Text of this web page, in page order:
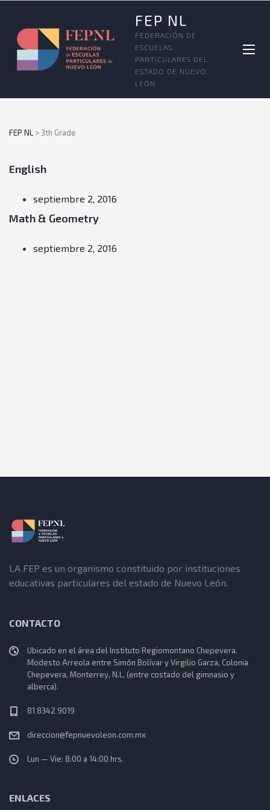
FEP NL
FEDERACIÓN DE
ESCUELAS
PARTICULARES DEL
ESTADO DE NUEVO
LEÓN
FEP NL >3th Grade
English
septiembre 2, 2016
Math & Geometry
septiembre 2, 2016
LA FEP es un organismo constituido por instituciones
educativas particulares del estado de Nuevo León.
CONTACTO
Ubicado en el área del Instituto Regiomontano Chepevera.
Modesto Arreola entre Simón Bolívar y Virgilio Garza, Colonia
Chepevera, Monterrey, N.L. (entre costado del gimnasio y
alberca).
81 8342 9019
direccion@fepnuevoleon.com.mx
Lun — Vie: 8:00 a 14:00 hrs.
ENLACES